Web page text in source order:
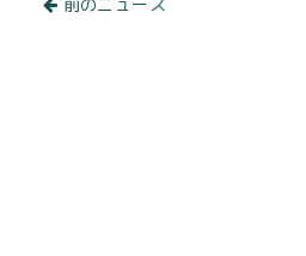
前のニュース